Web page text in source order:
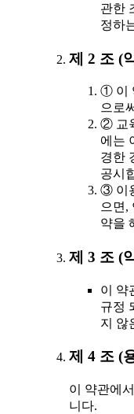
관한
정하
제 2 조 (
① 이
으로
② 교
에는
경한
공시
③ 이
으면,
약을
제 3 조 (
이 약
규정
지 않
제 4 조 (
이 약관에
니다.